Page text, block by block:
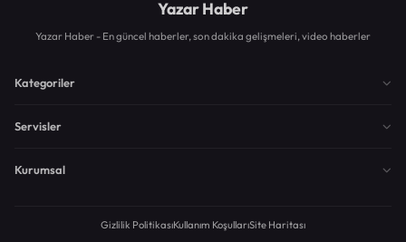
Yazar Haber
Yazar Haber - En güncel haberler, son dakika gelişmeleri, video haberler
Kategoriler
Servisler
Kurumsal
Gizlilik PolitikasıKullanım KoşullarıSite Haritası